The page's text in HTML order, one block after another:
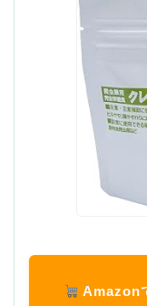
Amazon